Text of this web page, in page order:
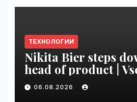
ТЕХНОЛОГИИ
Nikita Bier steps
head of product |
06.08.2026